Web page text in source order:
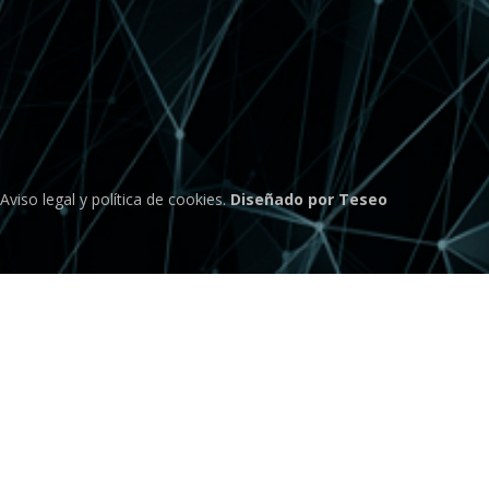
Aviso legal y política de cookies.Diseñado por Teseo